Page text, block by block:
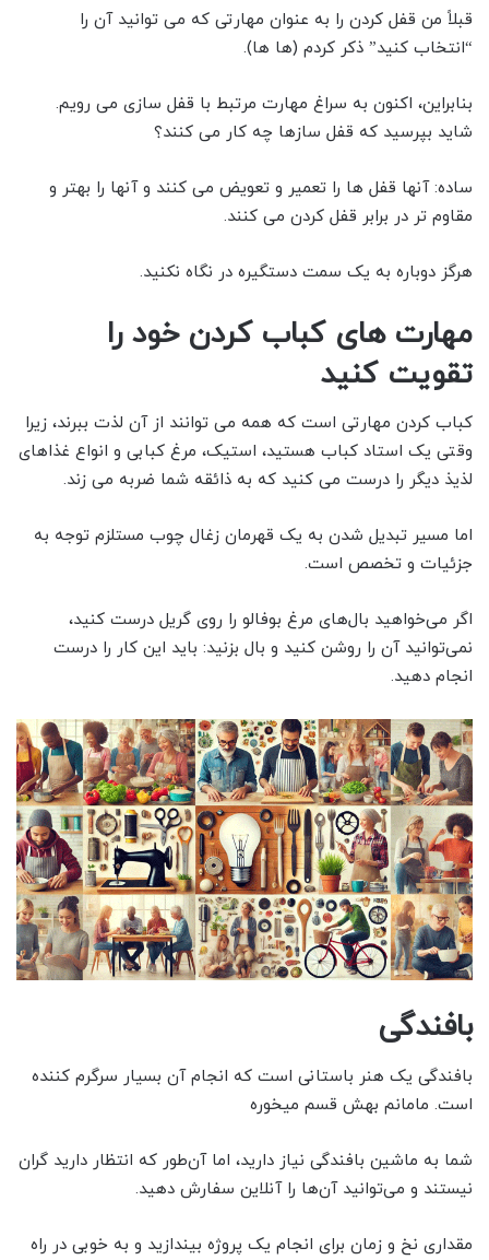
قبلاً من قفل کردن را به عنوان مهارتی که می توانید آن را
“انتخاب کنید” ذکر کردم (ها ها).
بنابراین، اکنون به سراغ مهارت مرتبط با قفل سازی می رویم.
شاید بپرسید که قفل سازها چه کار می کنند؟
ساده: آنها قفل ها را تعمیر و تعویض می کنند و آنها را بهتر و
مقاوم تر در برابر قفل کردن می کنند.
هرگز دوباره به یک سمت دستگیره در نگاه نکنید.
مهارت های کباب کردن خود را
تقویت کنید
کباب کردن مهارتی است که همه می توانند از آن لذت ببرند، زیرا
وقتی یک استاد کباب هستید، استیک، مرغ کبابی و انواع غذاهای
لذیذ دیگر را درست می کنید که به ذائقه شما ضربه می زند.
اما مسیر تبدیل شدن به یک قهرمان زغال چوب مستلزم توجه به
جزئیات و تخصص است.
اگر می‌خواهید بال‌های مرغ بوفالو را روی گریل درست کنید،
نمی‌توانید آن را روشن کنید و بال بزنید: باید این کار را درست
انجام دهید.
بافندگی
بافندگی یک هنر باستانی است که انجام آن بسیار سرگرم کننده
است. مامانم بهش قسم میخوره
شما به ماشین بافندگی نیاز دارید، اما آن‌طور که انتظار دارید گران
نیستند و می‌توانید آن‌ها را آنلاین سفارش دهید.
مقداری نخ و زمان برای انجام یک پروژه بیندازید و به خوبی در راه